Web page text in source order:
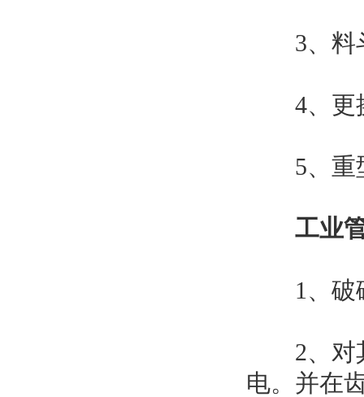
3、料斗
4、更换
5、重型
工业
1、破碎
2、对其
电。并在